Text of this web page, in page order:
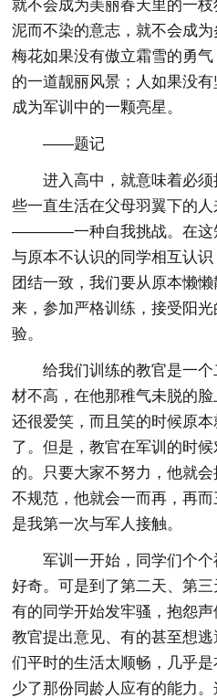
就不会成为美丽春天里的一
泥而不染的意志，就不会成为
梅花如果没有傲立霜雪的勇
的一道靓丽风景；人如果没
成为军训中的一颗亮星。
——题记
进入高中，就意味着必
些一直生活在父母羽翼下的
————一种自我挑战。在这
与原本不认识的同学相互认识
团结一致，我们要从原本懒
来，参加严格训练，接受阳
验。
给我们训练的教官是一
材不高，在他那稚气未脱的
还很爱笑，而且笑的时候原
了。但是，教官在军训的时
的。只要大家不努力，他就
不规范，他就会一而再，再
是我第一次与军人接触。
军训一开始，同学们个
好奇。可是到了第二天、第三
有的同学开始发牢骚，抱怨
教官提出意见、有的甚至想
们平时的生活太顺畅，几乎
少了那份同龄人应有的能力